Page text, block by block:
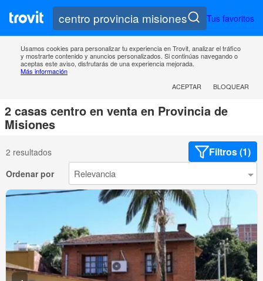
Tus favoritos
Usamos cookies para personalizar tu experiencia en Trovit, analizar el tráfico
y mostrarte contenido y anuncios personalizados. Si continúas navegando o
aceptas este aviso, disfrutarás de una experiencia mejorada.
Más información
ACEPTAR
BLOQUEAR
2 casas centro en venta en Provincia de
Misiones
2 resultados Filtros (1)
Ordenar por